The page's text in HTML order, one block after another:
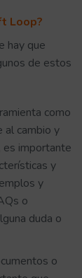
Loop?
hay que
de estos
como
al cambio y
es importante
y
y
o
duda o
o